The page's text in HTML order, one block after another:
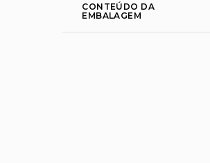
CONTEÚDO DA
EMBALAGEM